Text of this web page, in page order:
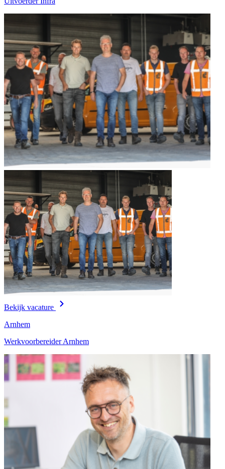
Bekijk vacature
Arnhem
Werkvoorbereider Arnhem